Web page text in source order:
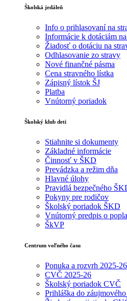
Školská jedáleň
Info o prihlasovaní na
Informácie k dotáciám
Žiadosť o dotáciu na
Odhlasovanie zo stravy
Nové finančné pásma
Cena stravného lístka
Zápisný lístok ŠJ
Platba
Vnútorný poriadok
Školský klub deti
Stiahnite si dokumenty
Základné informácie
Činnosť v ŠKD
Prevádzka a režim dňa
Hlavné úlohy
Pravidlá bezpečného
Pokyny pre rodičov
Školský poriadok ŠKD
Vnútorný predpis o
ŠkVP
Centrum voľného času
Ponuka a rozvrh 2025-26
CVČ 2025-26
Školský poriadok CVČ
Prihláška do